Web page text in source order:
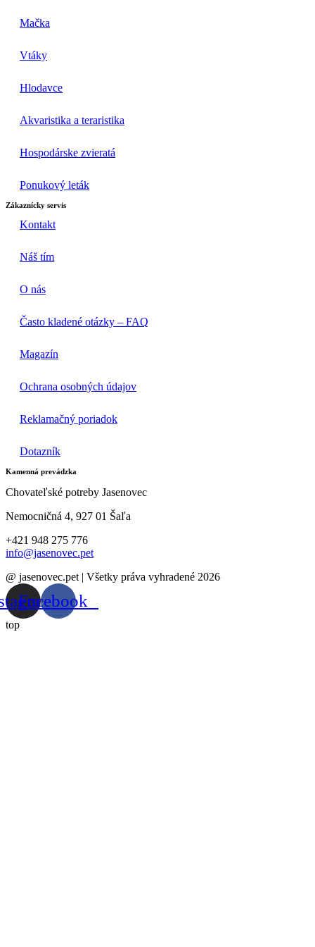
Mačka
Vtáky
Hlodavce
Akvaristika a teraristika
Hospodárske zvieratá
Ponukový leták
Zákaznícky servis
Kontakt
Náš tím
O nás
Často kladené otázky – FAQ
Magazín
Ochrana osobných údajov
Reklamačný poriadok
Dotazník
Kamenná prevádzka
Chovateľské potreby Jasenovec
Nemocničná 4, 927 01 Šaľa
+421 948 275 776
info@jasenovec.pet
@ jasenovec.pet | Všetky práva vyhradené 2026
Facebook
top